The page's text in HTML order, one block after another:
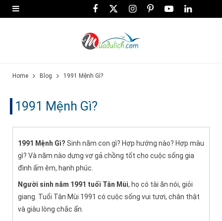
c
b
T
I
s
m
P
Y
L
Home Blog 1991 Mệnh Gì?
1991 Mệnh Gì?
1991 Mệnh Gì? Sinh năm con gì? Hợp hướng nào? Hợp màu
gì? Và năm nào dựng vợ gả chồng tốt cho cuộc sống gia
đình ấm êm, hạnh phúc.
Người sinh năm 1991 tuổi Tân Mùi, họ có tài ăn nói, giỏi
giang. Tuổi Tân Mùi 1991 có cuộc sống vui tươi, chân thật
và giàu lòng chắc ẩn.